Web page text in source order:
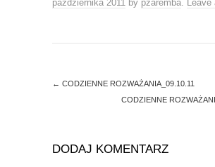
s
i
d
n
s
n
października 2011 by pzaremba. Leave
← CODZIENNE ROZWAŻANIA_09.10.11
CODZIENNE
DODAJ KOMENTARZ